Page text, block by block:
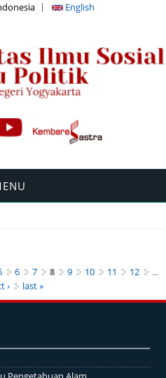
English
6 7 8 9 10 11 12
…
›
last »